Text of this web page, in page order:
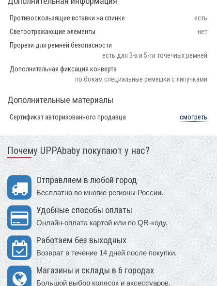
Противоскользящие вставки на спинке
есть
Светоотражающие элементы
нет
Прорези для ремней безопасности
есть для 3-х и 5-ти точечных ремней
Дополнительная фиксация конверта
по бокам специальные ремешки с липучками
Дополнительные материалы
Сертификат авторизованного продавца смотреть
Почему UPPAbaby покупают у нас?
Отправляем в любой город
Бесплатно во многие регионы России.
Удобные способы оплаты
Онлайн-оплата картой или по QR-коду.
Работаем без выходных
Возврат в течение 14 дней после покупки.
Магазины и склады в 6 городах
Большой выбор колясок и аксессуаров.